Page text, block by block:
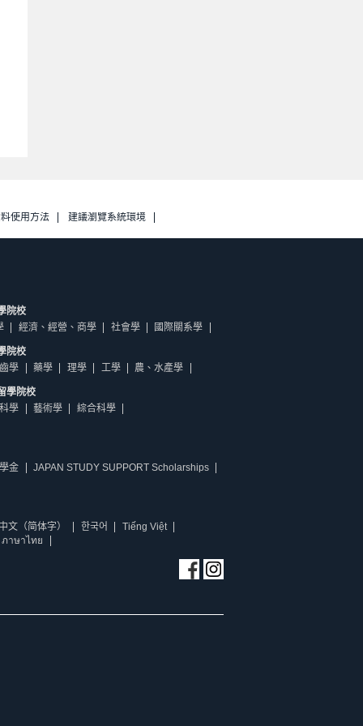
使用方法 建議瀏覽系統環境
院校
經濟、經營、商學 社會學 國際關系學
院校
學
藥學 理學 工學 農、水產學
學院校
學
藝術學 綜合科學
金 JAPAN STUDY SUPPORT Scholarships
文（简体字） 한국어
Tiếng Việt
ภาษาไทย